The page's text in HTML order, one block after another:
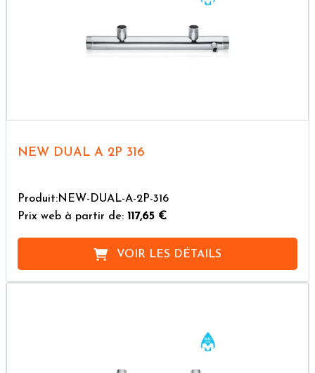
NEW DUAL A 2P 316
Produit:NEW-DUAL-A-2P-316
Prix web à partir de: 117,65 €
VOIR LES DÉTAILS